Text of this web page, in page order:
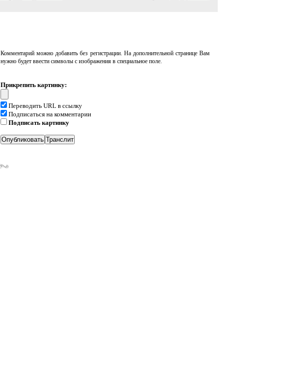
Комментарий можно добавить без регистрации. На дополнительной странице Вам
нужно будет ввести символы с изображения в специальное поле.
Прикрепить картинку:
Переводить URL в ссылку
Подписаться на комментарии
Подписать картинку